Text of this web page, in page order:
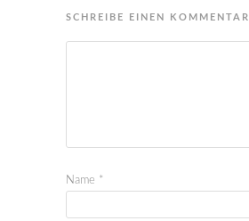
SCHREIBE EINEN KOMMENTAR
Name *